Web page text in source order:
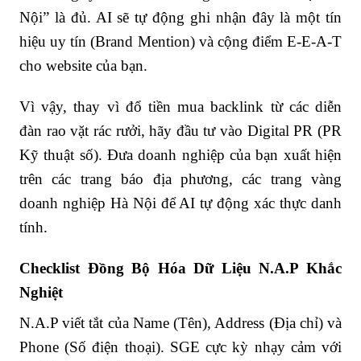
Nội” là đủ. AI sẽ tự động ghi nhận đây là một tín
hiệu uy tín (Brand Mention) và cộng điểm E-E-A-T
cho website của bạn.
Vì vậy, thay vì đổ tiền mua backlink từ các diễn
đàn rao vặt rác rưởi, hãy đầu tư vào Digital PR (PR
Kỹ thuật số). Đưa doanh nghiệp của bạn xuất hiện
trên các trang báo địa phương, các trang vàng
doanh nghiệp Hà Nội để AI tự động xác thực danh
tính.
Checklist Đồng Bộ Hóa Dữ Liệu N.A.P Khắc
Nghiệt
N.A.P viết tắt của Name (Tên), Address (Địa chỉ) và
Phone (Số điện thoại). SGE cực kỳ nhạy cảm với